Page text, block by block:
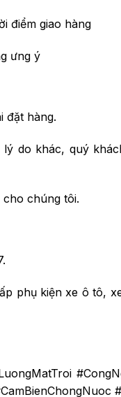
điểm giao hàng
ưng ý
đặt hàng.
do khác, quý
cho chúng tôi.
phụ kiện xe ô tô,